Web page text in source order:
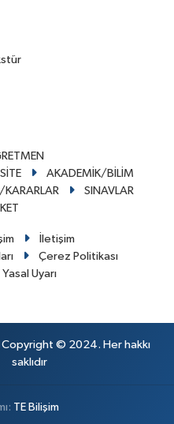
AKADEMİK/BİLİM
SINAVLAR
İletişim
Çerez Politikası
Yasal Uyarı
© 2024. Her hakkı
saklıdır
TE Bilişim